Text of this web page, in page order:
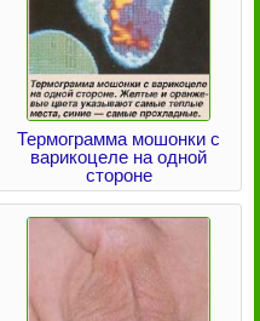
Термограмма мошонки с
варикоцеле на одной
стороне